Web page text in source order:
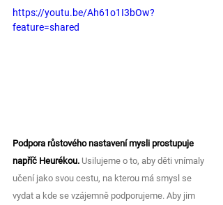
https://youtu.be/Ah61o1I3bOw?
feature=shared
Podpora růstového nastavení mysli prostupuje
napříč Heurékou. Usilujeme o to, aby děti vnímaly
učení jako svou cestu, na kterou má smysl se
vydat a kde se vzájemně podporujeme. Aby jim